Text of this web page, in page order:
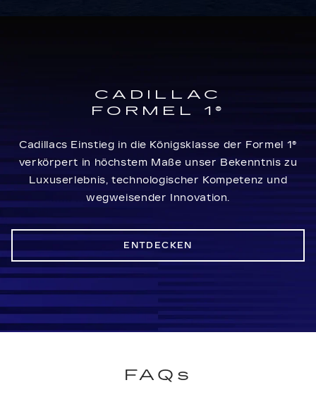
CADILLAC
FORMEL 1®
Cadillacs Einstieg in die Königsklasse der Formel 1®
verkörpert in höchstem Maße unser Bekenntnis zu
Luxuserlebnis, technologischer Kompetenz und
wegweisender Innovation.
ENTDECKEN
FAQs